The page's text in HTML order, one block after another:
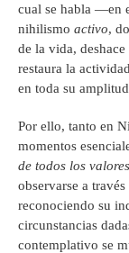
cual se habla —en
nihilismo activo,
de la vida,
restaura la
en toda su
Por ello, tanto en
momentos
de todos los valores
observarse a
reconociendo su
circunstancias
contemplativo se